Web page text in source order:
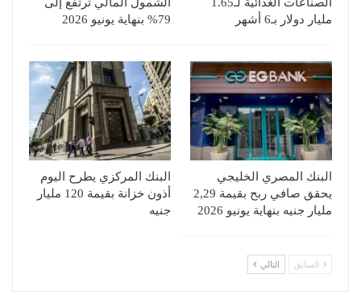
مليار دولار بـ6 أشهر
79% بنهاية يونيو 2026
البنك المصري الخليجي
يحقق صافي ربح بقيمة 2,29
مليار جنيه بنهاية يونيو 2026
البنك المركزي يطرح اليوم
أذون خزانة بقيمة 120 مليار
جنيه
السابق التالي